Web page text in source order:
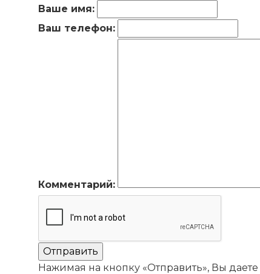
Ваше имя:
Ваш телефон:
Комментарий:
Отправить
Нажимая на кнопку «Отправить», Вы даете